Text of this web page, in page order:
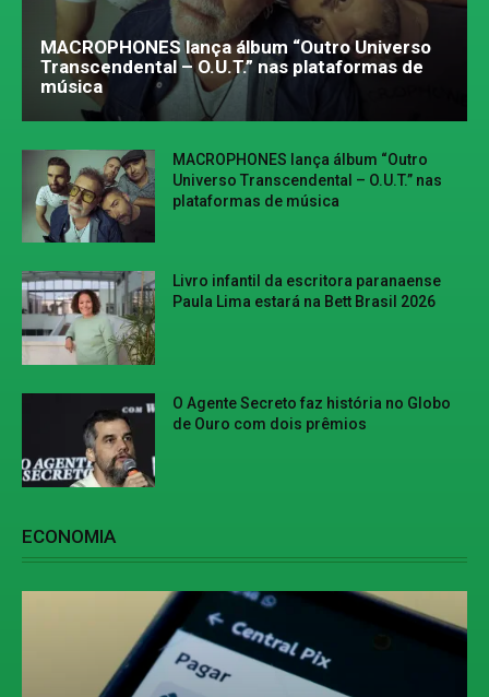
MACROPHONES lança álbum “Outro Universo
Transcendental – O.U.T.” nas plataformas de
música
MACROPHONES lança álbum “Outro
Universo Transcendental – O.U.T.” nas
plataformas de música
Livro infantil da escritora paranaense
Paula Lima estará na Bett Brasil 2026
O Agente Secreto faz história no Globo
de Ouro com dois prêmios
ECONOMIA